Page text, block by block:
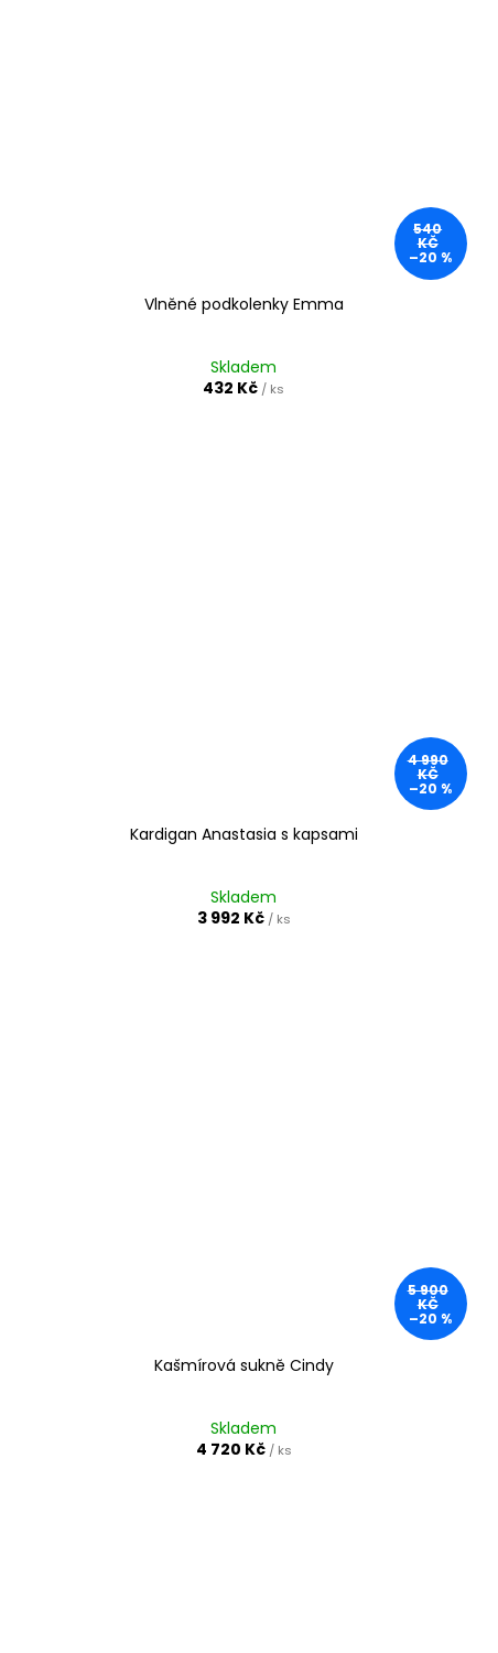
540
KČ
–20 %
Vlněné podkolenky Emma
Skladem
432 Kč / ks
4 990
KČ
–20 %
Kardigan Anastasia s kapsami
Skladem
3 992 Kč / ks
5 900
KČ
–20 %
Kašmírová sukně Cindy
Skladem
4 720 Kč / ks